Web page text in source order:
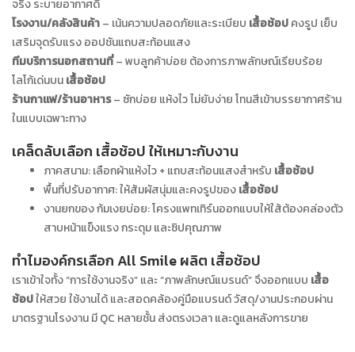
จริง ระบายอากาศดี
โรงงาน/คลังสินค้า– เน้นความปลอดภัยและระเบียบ เสื้อช้อปคงรูป เย็บ
เสริมจุดรับแรง ออปชันแถบสะท้อนแสง
ทีมบริการนอกสถานที่– พบลูกค้าบ่อย ต้องการภาพลักษณ์เรียบร้อย
โลโก้เด่นบนเสื้อช้อป
ร้านกาแฟ/ร้านอาหาร– ซักบ่อย แห้งไว ไม่ยับง่าย โทนสีเข้าบรรยากาศร้าน
ในแบบเฉพาะทาง
เคล็ดลับเลือก เสื้อช้อป ให้เหมาะกับงาน
ภาคสนาม: เลือกผ้าแห้งไว + แถบสะท้อนแสงสำหรับ เสื้อช้อป
พื้นที่ปรับอากาศ: ให้สัมผัสนุ่มและคงรูปของเสื้อช้อป
งานยกของ ก้มเงยบ่อย: โครงแพทเทิร์นออกแบบให้ใส้ต้องคล่องตัว
สาบหน้าแข็งแรง กระดุม และซิปคุณภาพ
ทำไมองค์กรเลือก All Smile ผลิต เสื้อช้อป
เราเข้าใจทั้ง “การใช้งานจริง” และ “ภาพลักษณ์แบรนด์” จึงออกแบบ เสื้อ
ช้อปให้สวย ใช้งานได้ และสอดคล้องคู่มือแบรนด์ วัสดุ/งานประกอบผ่าน
มาตรฐานโรงงาน มี QC หลายชั้น ส่งตรงเวลา และดูแลหลังการขาย